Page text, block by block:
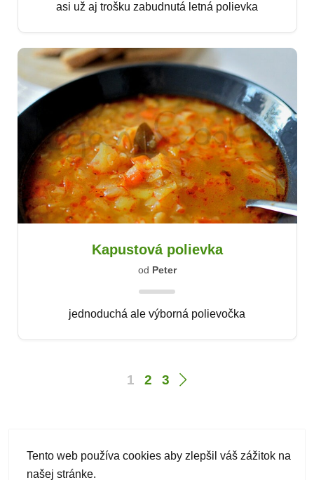
asi už aj trošku zabudnutá letná polievka
Kapustová polievka
od Peter
jednoduchá ale výborná polievočka
1 2 3
Tento web používa cookies aby zlepšil váš zážitok na
našej stránke.